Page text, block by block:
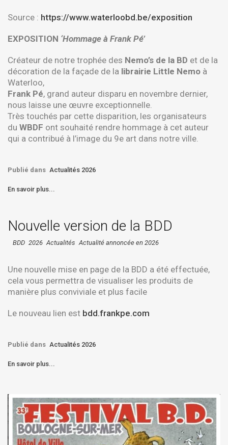
Source : https://www.waterloobd.be/exposition
EXPOSITION ‘Hommage à Frank Pé’
Créateur de notre trophée des Nemo’s de la BD et de la
décoration de la façade de la librairie Little Nemo à
Waterloo,
Frank Pé, grand auteur disparu en novembre dernier,
nous laisse une œuvre exceptionnelle.
Très touchés par cette disparition, les organisateurs
du WBDF ont souhaité rendre hommage à cet auteur
qui a contribué à l’image du 9e art dans notre ville.
Publié dans Actualités 2026
En savoir plus...
Nouvelle version de la BDD
BDD 2026 Actualités Actualité annoncée en 2026
Une nouvelle mise en page de la BDD a été effectuée,
cela vous permettra de visualiser les produits de
manière plus conviviale et plus facile
Le nouveau lien est bdd.frankpe.com
Publié dans Actualités 2026
En savoir plus...